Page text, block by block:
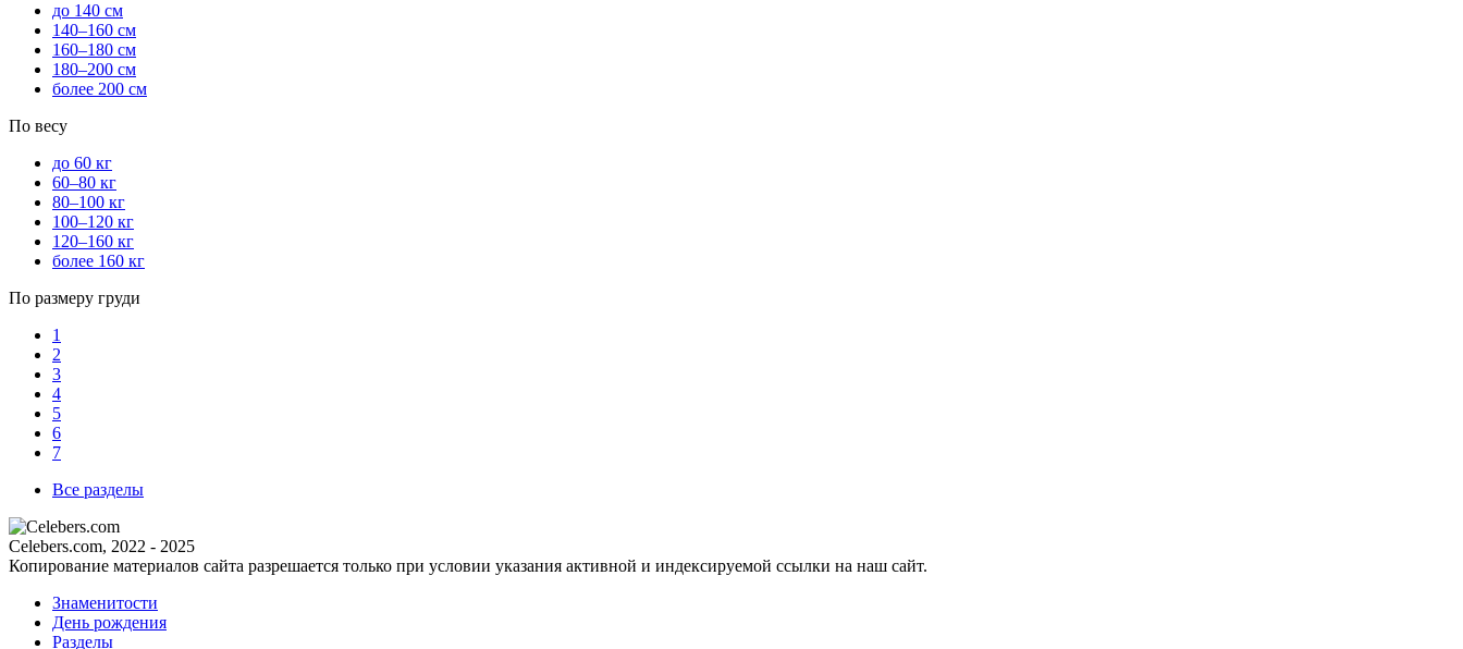
до 140 см
140–160 см
160–180 см
180–200 см
более 200 см
По весу
до 60 кг
60–80 кг
80–100 кг
100–120 кг
120–160 кг
более 160 кг
По размеру груди
1
2
3
4
5
6
7
Все разделы
Celebers.com, 2022 - 2025
Копирование материалов сайта разрешается только при условии указания активной и индексируемой ссылки на наш сайт.
Знаменитости
День рождения
Разделы